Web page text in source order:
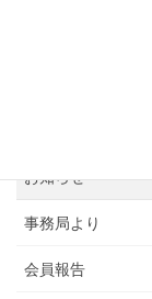
お知らせ
事務局より
会員報告